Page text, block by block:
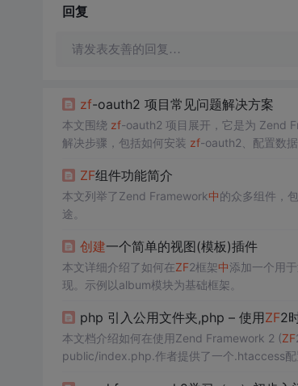
回复
请发表友善的回复…
zf-oauth2 项目常见问题解决方案
本文围绕 zf-oauth2 项目展开，它是为 Zend
解决步骤，包括如何安装 zf-oauth2、配置数据
ZF组件功能简介
本文列举了Zend Framework中的众多组件，
途。
创建一个简单的视图(模板)插件
本文详细介绍了如何在ZF2框架中添加一个用
现。示例以album模块为基础框架。
php 引入公用文件夹,php – 使用ZF2
本文档介绍如何在使用Zend Framework 2 (ZF
public/index.php.作者提供了一个.htaccess